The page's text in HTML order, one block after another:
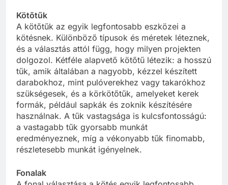
Kötőtűk
A kötőtűk az egyik legfontosabb eszközei a
kötésnek. Különböző típusok és méretek léteznek,
és a választás attól függ, hogy milyen projekten
dolgozol. Kétféle alapvető kötőtű létezik: a hosszú
tűk, amik általában a nagyobb, kézzel készített
darabokhoz, mint pulóverekhez vagy takarókhoz
szükségesek, és a körkötőtűk, amelyeket kerek
formák, például sapkák és zoknik készítésére
használnak. A tűk vastagsága is kulcsfontosságú:
a vastagabb tűk gyorsabb munkát
eredményeznek, míg a vékonyabb tűk finomabb,
részletesebb munkát igényelnek.
Fonalak